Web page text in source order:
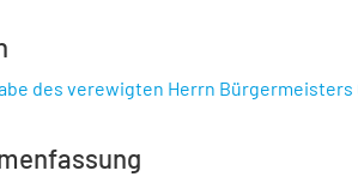
des verewigten Herrn